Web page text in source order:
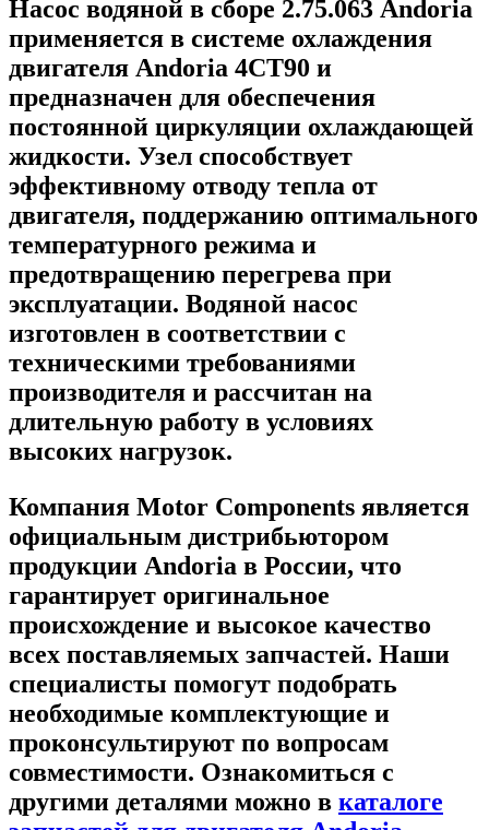
Насос водяной в сборе 2.75.063 Andoria
применяется в системе охлаждения
двигателя Andoria 4CT90 и
предназначен для обеспечения
постоянной циркуляции охлаждающей
жидкости. Узел способствует
эффективному отводу тепла от
двигателя, поддержанию оптимального
температурного режима и
предотвращению перегрева при
эксплуатации. Водяной насос
изготовлен в соответствии с
техническими требованиями
производителя и рассчитан на
длительную работу в условиях
высоких нагрузок.
Компания Motor Components является
официальным дистрибьютором
продукции Andoria в России, что
гарантирует оригинальное
происхождение и высокое качество
всех поставляемых запчастей. Наши
специалисты помогут подобрать
необходимые комплектующие и
проконсультируют по вопросам
совместимости. Ознакомиться с
другими деталями можно в каталоге